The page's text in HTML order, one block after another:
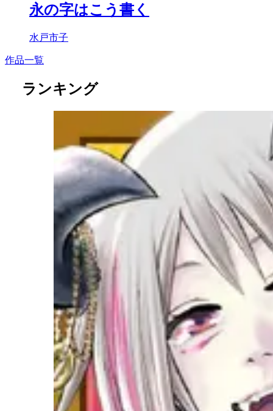
永の字はこう書く
水戸市子
作品一覧
ランキング